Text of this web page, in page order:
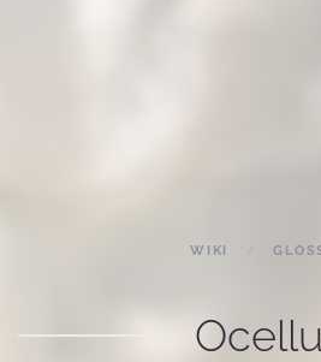
WIKI